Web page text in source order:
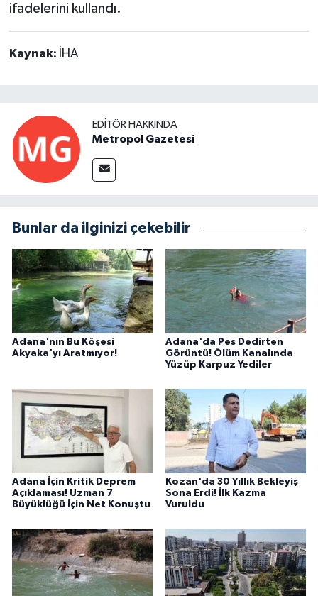
ifadelerini kullandı.
Kaynak: İHA
EDITÖR HAKKINDA
Metropol Gazetesi
Bunlar da ilginizi çekebilir
Adana'nın Bu Köşesi
Akyaka'yı Aratmıyor!
Adana'da Pes Dedirten
Görüntü! Ölüm Kanalında
Yüzüp Karpuz Yediler
Adana İçin Kritik Deprem
Açıklaması! Uzman 7
Büyüklüğü İçin Net Konuştu
Kozan'da 30 Yıllık Bekleyiş
Sona Erdi! İlk Kazma
Vuruldu